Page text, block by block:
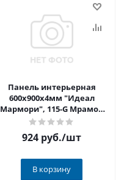
Панель интерьерная
600х900х4мм "Идеал
Мармори", 115-G Мрамор
альпийский глянцевый
924 руб./шт
В корзину